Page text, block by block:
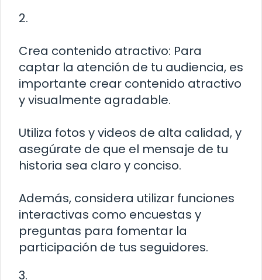
2.
Crea contenido atractivo: Para
captar la atención de tu audiencia, es
importante crear contenido atractivo
y visualmente agradable.
Utiliza fotos y videos de alta calidad, y
asegúrate de que el mensaje de tu
historia sea claro y conciso.
Además, considera utilizar funciones
interactivas como encuestas y
preguntas para fomentar la
participación de tus seguidores.
3.